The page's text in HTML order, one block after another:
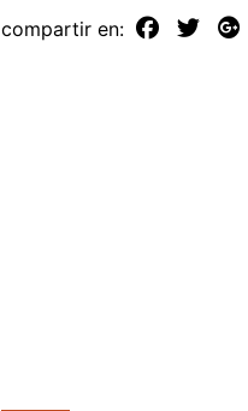
compartir en: